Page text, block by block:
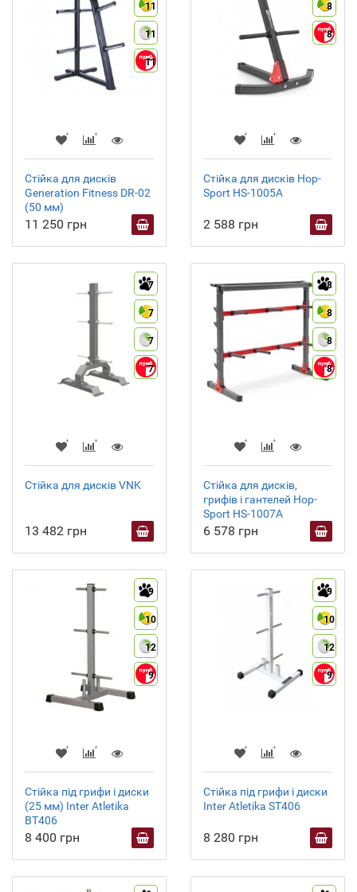
11
11
11
Стійка для дисків
Generation Fitness DR-02
(50 мм)
11 250 грн
8
8
Стійка для дисків Hop-
Sport HS-1005A
2 588 грн
7
7
7
7
Стійка для дисків VNK
13 482 грн
8
8
8
8
Стійка для дисків,
грифів і гантелей Hop-
Sport HS-1007A
6 578 грн
9
10
12
9
Стійка під грифи і диски
(25 мм) Inter Atletika
BT406
8 400 грн
9
10
12
9
Стійка під грифи і диски
Inter Atletika ST406
8 280 грн